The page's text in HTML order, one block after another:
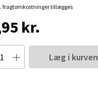
fragtomkostninger tillægges
kr.
Læg i kurven